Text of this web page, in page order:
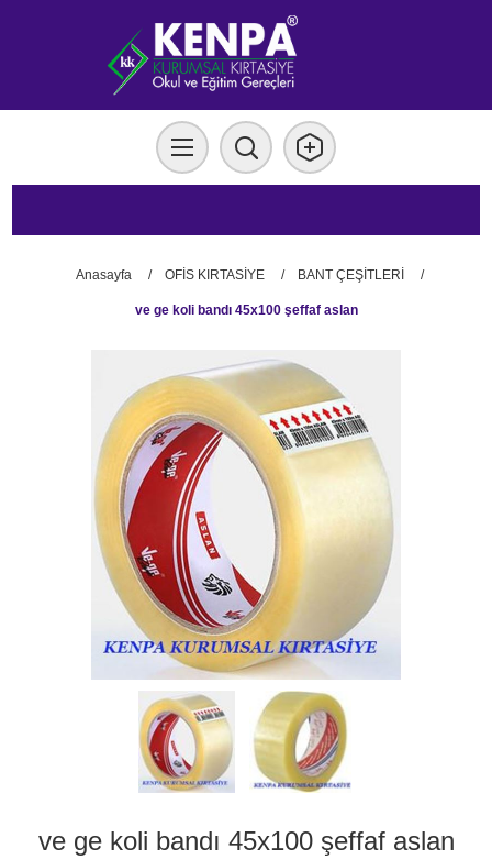
Anasayfa / OFİS KIRTASİYE / BANT ÇEŞİTLERİ /
ve ge koli bandı 45x100 şeffaf aslan
ve ge koli bandı 45x100 şeffaf aslan